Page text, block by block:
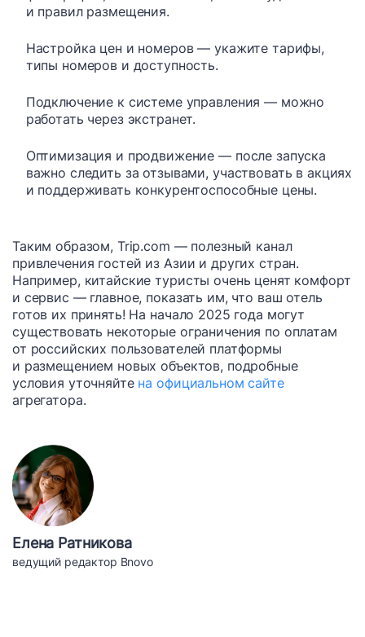
и правил размещения.
Настройка цен и номеров — укажите тарифы,
типы номеров и доступность.
Подключение к системе управления — можно
работать через экстранет.
Оптимизация и продвижение — после запуска
важно следить за отзывами, участвовать в акциях
и поддерживать конкурентоспособные цены.
Таким образом, Trip.com — полезный канал
привлечения гостей из Азии и других стран.
Например, китайские туристы очень ценят комфорт
и сервис — главное, показать им, что ваш отель
готов их принять! На начало 2025 года могут
существовать некоторые ограничения по оплатам
от российских пользователей платформы
и размещением новых объектов, подробные
условия уточняйте на официальном сайте
агрегатора.
Елена Ратникова
ведущий редактор Bnovo